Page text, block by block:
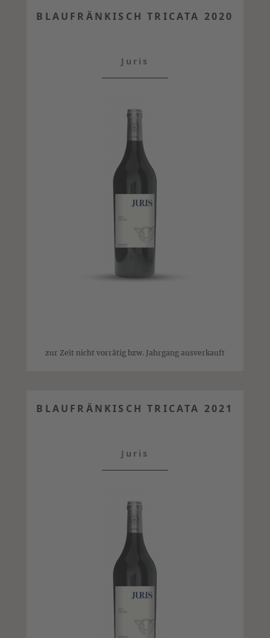
BLAUFRÄNKISCH TRICATA 2020
Juris
zur Zeit nicht vorrätig bzw. Jahrgang ausverkauft
BLAUFRÄNKISCH TRICATA 2021
Juris